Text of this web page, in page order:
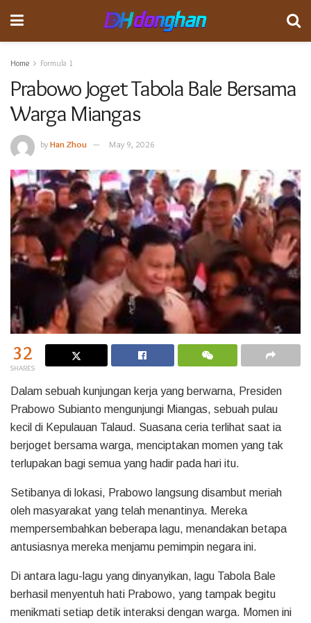
Home Formula 1
Prabowo Joget Tabola Bale Bersama
Warga Miangas
byHan Zhou May 9, 2026
32
SHARES
Dalam sebuah kunjungan kerja yang berwarna, Presiden
Prabowo Subianto mengunjungi Miangas, sebuah pulau
kecil di Kepulauan Talaud. Suasana ceria terlihat saat ia
berjoget bersama warga, menciptakan momen yang tak
terlupakan bagi semua yang hadir pada hari itu.
Setibanya di lokasi, Prabowo langsung disambut meriah
oleh masyarakat yang telah menantinya. Mereka
mempersembahkan beberapa lagu, menandakan betapa
antusiasnya mereka menjamu pemimpin negara ini.
Di antara lagu-lagu yang dinyanyikan, lagu Tabola Bale
berhasil menyentuh hati Prabowo, yang tampak begitu
menikmati setiap detik interaksi dengan warga. Momen ini